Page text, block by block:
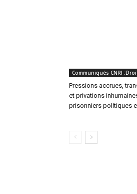
Communiqués CNRI
Pressions accrues,
et privations
prisonniers politiques